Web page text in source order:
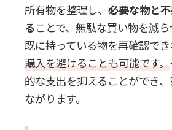
所有物を整理し、 必要な物と
る ことで、無駄な買い物を減
既に持っている物を再確認でき
購入を避けることも可能です。
的な支出を抑えることができ
ながります。